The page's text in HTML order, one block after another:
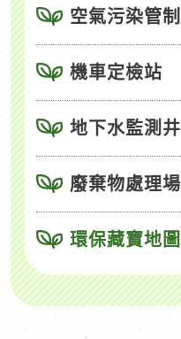
空氣污染管制
機車定檢站
地下水監測井
廢棄物處理場
環保藏寶地圖